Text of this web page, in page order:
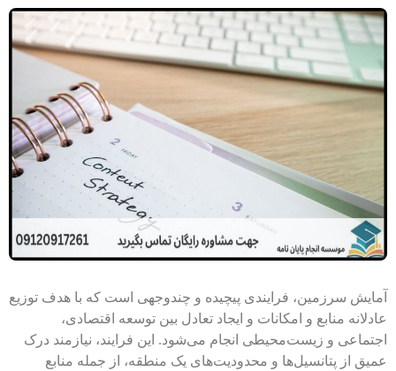
آمایش سرزمین، فرایندی پیچیده و چندوجهی است که با هدف توزیع
عادلانه منابع و امکانات و ایجاد تعادل بین توسعه اقتصادی،
اجتماعی و زیست‌محیطی انجام می‌شود. این فرایند، نیازمند درک
عمیق از پتانسیل‌ها و محدودیت‌های یک منطقه، از جمله منابع